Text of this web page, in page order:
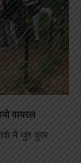
वायरल
में धुत कुछ